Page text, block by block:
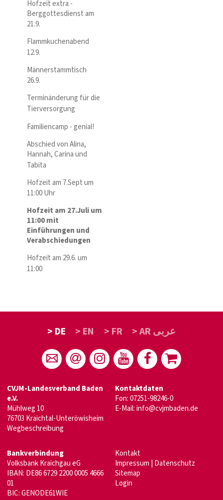
Hofzeit extra -
Berggottesdienst am
21.9.
Flammkuchenabend
12.9.
Männerstammtisch
26.9.
Terminänderung für die
Tierversorgung
Familiencamp - genial!
Abschied von Alina,
Hannah, Carina und
Tabita
Hofzeit am 7.Sept um
11:00 Uhr
Hofzeit am 27.Juli um
11:00 mit
Einführungen und
Verabschiedungen
Hofzeit am 29.6. um
11:00
> DE > EN > FR > AR عربى
CVJM-Landesverband Baden
e.V.
Mühlweg 10
76703 Kraichtal-Unteröwisheim
Wegbeschreibung
Kontaktdaten
Fon: 07251-98246-0
E-Mail:info@cvjmbaden.de
Bankverbindung
Volksbank Kraichgau eG
IBAN: DE86 6729 2200 0005 4666
01
BIC: GENODE61WIE
Kontakt
Impressum | Datenschutz
Sitemap
Login